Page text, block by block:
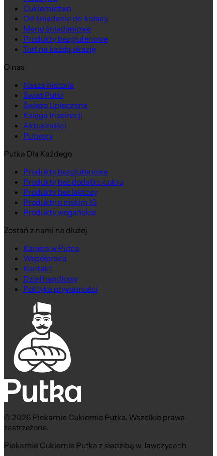
Cukiernictwo
Od śniadania do kolacji
Menu śniadaniowe
Produkty bezglutenowe
Tort na każdą okazję
O nas
Nasza historia
Świat Putki
Świeżo Upieczone
Księga Inspiracji
Aktualności
Putwory
Putka Dla Każdego
Produkty bezglutenowe
Produkty bez dodatku cukru
Produkty bez laktozy
Produkty o niskim IG
Produkty wegańskie
Zostań z nami na dłużej
Kariera w Putce
Współpraca
Kontakt
Dział handlowy
Polityka prywatności
© 2026 Piekarnie Cukiernie Putka. Wszelkie prawa
zastrzeżone.
Piekarnie Cukiernie Putka z siedzibą w Jawczycach